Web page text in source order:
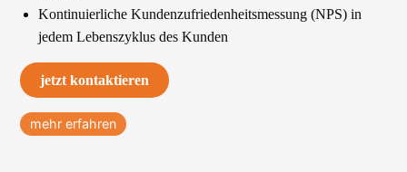
Kontinuierliche Kundenzufriedenheitsmessung (NPS) in
jedem Lebenszyklus des Kunden
jetzt kontaktieren
mehr erfahren